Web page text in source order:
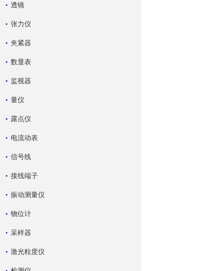
透镜
张力仪
夹紧器
数显表
监视器
量仪
露点仪
电流动表
信号线
接线端子
振动测量仪
物位计
采样器
激光粒度仪